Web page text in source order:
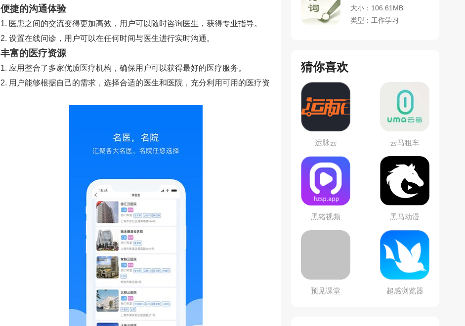
便捷的沟通体验
1. 医患之间的交流变得更加高效，用户可以随时咨询医生，获得专业指导。
2. 设置在线问诊，用户可以在任何时间与医生进行实时沟通。
丰富的医疗资源
1. 应用整合了多家优质医疗机构，确保用户可以获得最好的医疗服务。
2. 用户能够根据自己的需求，选择合适的医生和医院，充分利用可用的医疗资
大小：106.61MB
类型：工作学习
猜你喜欢
运脉云 云马租车
黑猪视频 黑马动漫
预见课堂 超感浏览器